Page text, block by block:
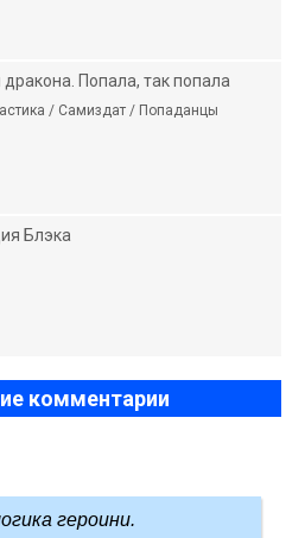
Попала, так попала
/ Самиздат / Попаданцы
Блэка
комментарии
героини.